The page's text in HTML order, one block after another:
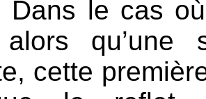
Dans le cas
qu’une
cette